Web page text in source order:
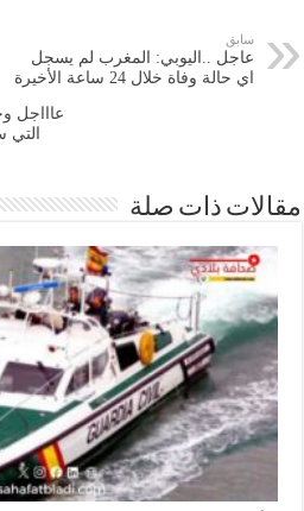
سابق
عاجل ..اليوبي: المغرب لم يسجل
اي حالة وفاة خلال 24 ساعة الأخيرة
عاااجل
التي
ذات صلة